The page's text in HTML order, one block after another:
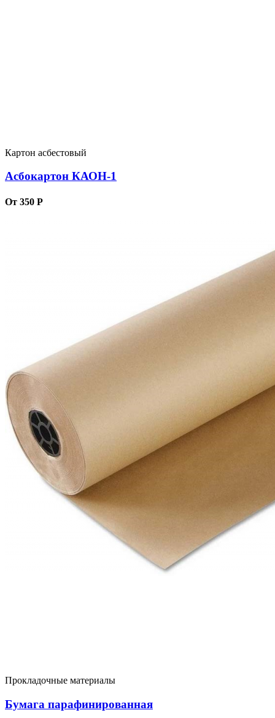
Картон асбестовый
Асбокартон КАОН-1
От 350 Р
Прокладочные материалы
Бумага парафинированная